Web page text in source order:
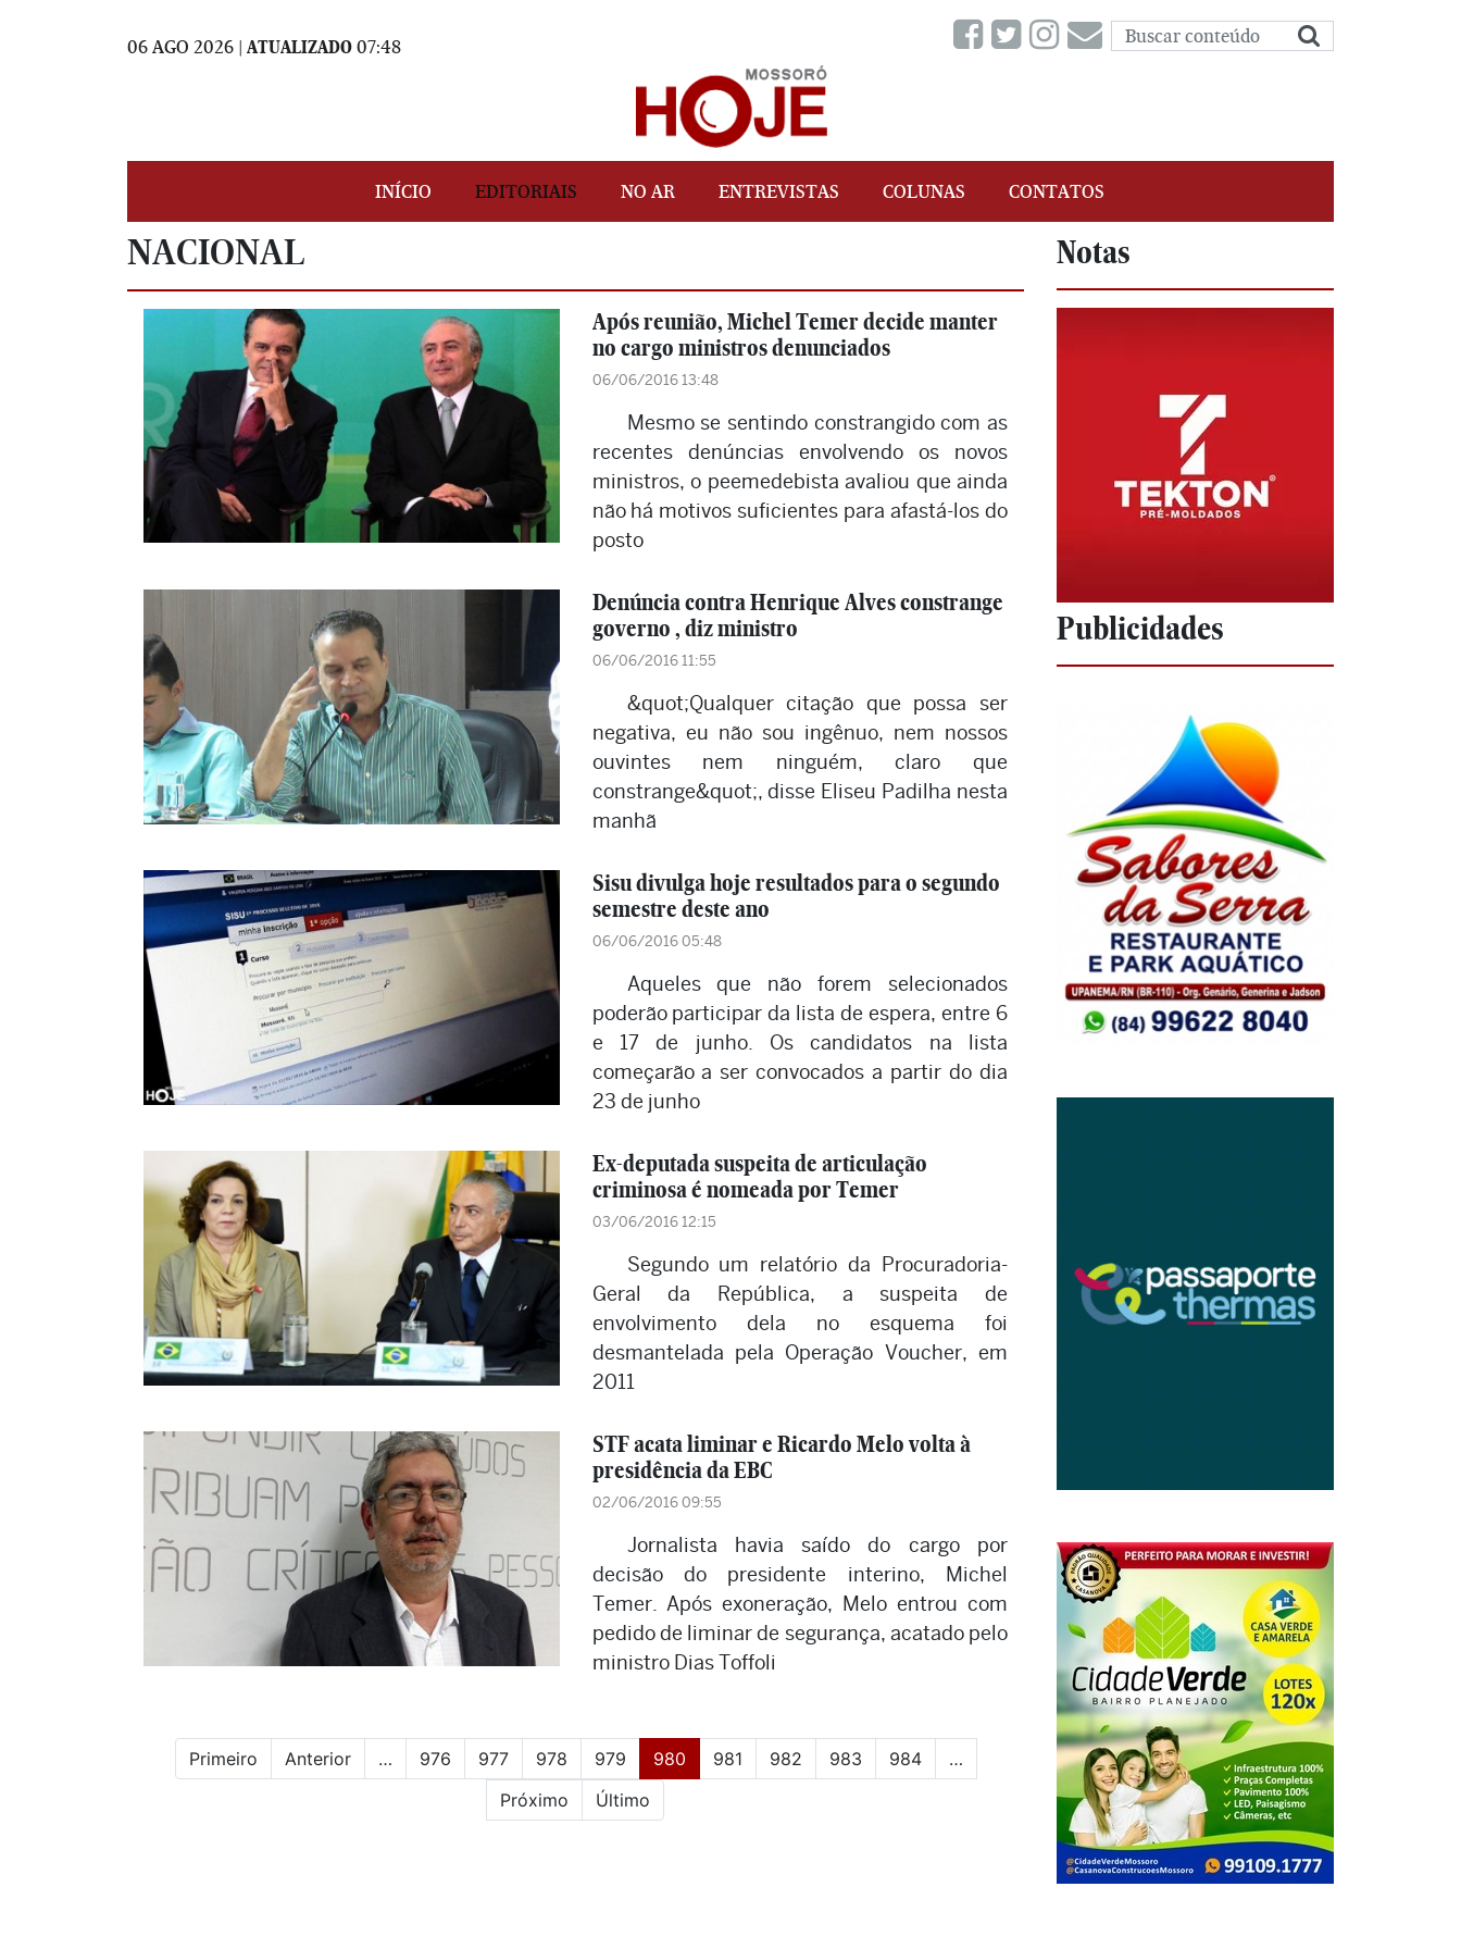
06 AGO 2026 | ATUALIZADO 07:48
INÍCIO EDITORIAIS NO AR ENTREVISTAS COLUNAS CONTATOS
NACIONAL
Após reunião, Michel Temer decide manter
no cargo ministros denunciados
06/06/2016 13:48
Mesmo se sentindo constrangido com as
recentes denúncias envolvendo os novos
ministros, o peemedebista avaliou que ainda
não há motivos suficientes para afastá-los do
posto
Denúncia contra Henrique Alves constrange
governo , diz ministro
06/06/2016 11:55
&quot;Qualquer citação que possa ser
negativa, eu não sou ingênuo, nem nossos
ouvintes nem ninguém, claro que
constrange&quot;, disse Eliseu Padilha nesta
manhã
Sisu divulga hoje resultados para o segundo
semestre deste ano
06/06/2016 05:48
Aqueles que não forem selecionados
poderão participar da lista de espera, entre 6
e 17 de junho. Os candidatos na lista
começarão a ser convocados a partir do dia
23 de junho
Ex-deputada suspeita de articulação
criminosa é nomeada por Temer
03/06/2016 12:15
Segundo um relatório da Procuradoria-
Geral da República, a suspeita de
envolvimento dela no esquema foi
desmantelada pela Operação Voucher, em
2011
STF acata liminar e Ricardo Melo volta à
presidência da EBC
02/06/2016 09:55
Jornalista havia saído do cargo por
decisão do presidente interino, Michel
Temer. Após exoneração, Melo entrou com
pedido de liminar de segurança, acatado pelo
ministro Dias Toffoli
Primeiro Anterior … 976 977 978 979 980(current)
981 982 983 984
…
Próximo
Último
Notas
Publicidades